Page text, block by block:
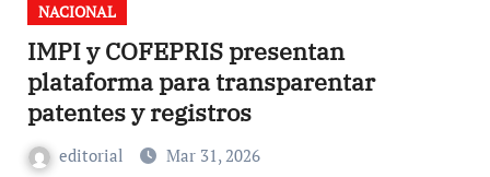
NACIONAL
IMPI y COFEPRIS presentan
plataforma para transparentar
patentes y registros
editorial Mar 31, 2026